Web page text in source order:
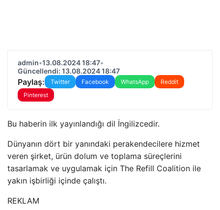
admin•13.08.2024 18:47•
Güncellendi: 13.08.2024 18:47
Paylaş: Twitter Facebook WhatsApp
Reddit
Pinterest
Bu haberin ilk yayınlandığı dil İngilizcedir.
Dünyanın dört bir yanındaki perakendecilere hizmet
veren şirket, ürün dolum ve toplama süreçlerini
tasarlamak ve uygulamak için The Refill Coalition ile
yakın işbirliği içinde çalıştı.
REKLAM